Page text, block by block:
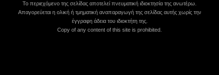
Το περιεχόμενο της σελίδας αποτελεί πνευματική ιδιοκτησία της ανωτέρω.
Απαγορεύεται η ολική ή τμηματική αναπαραγωγή της σελίδας αυτής χωρίς την
έγγραφη άδεια του ιδιοκτήτη της.
Copy of any content of this site is prohibited.